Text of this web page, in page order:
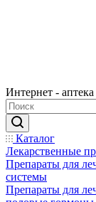
Интернет - аптека
Каталог
Лекарственные
Препараты для
системы
Препараты для